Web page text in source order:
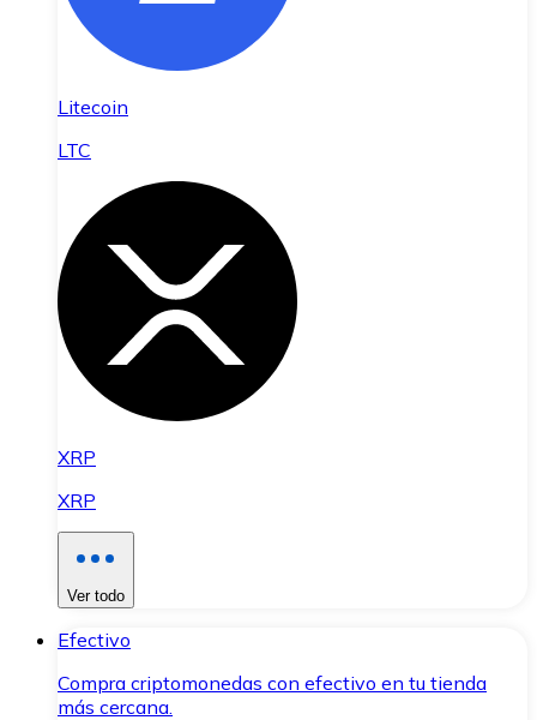
Litecoin
LTC
XRP
XRP
Ver todo
Efectivo
Compra criptomonedas con efectivo en tu tienda
más cercana.